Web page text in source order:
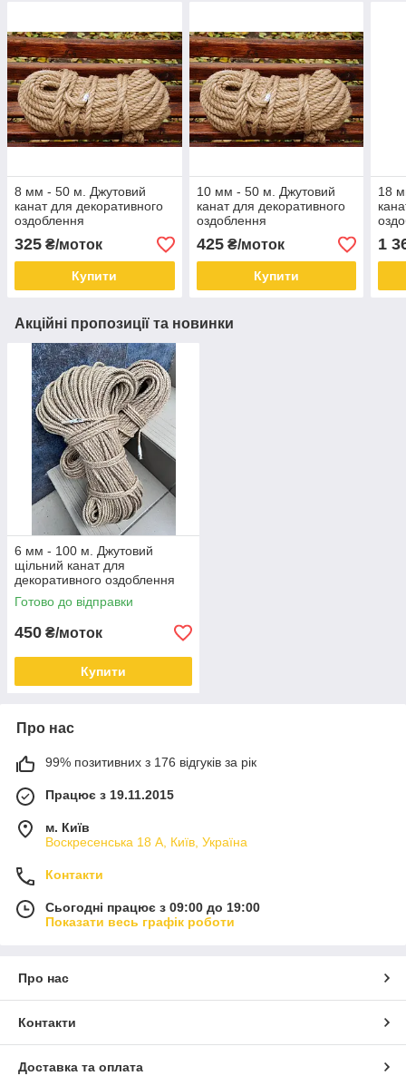
8 мм - 50 м. Джутовий
канат для декоративного
оздоблення
325 ₴/моток
Купити
10 мм - 50 м. Джутовий
канат для декоративного
оздоблення
425₴/моток
Купити
18
1
Акційні пропозиції та новинки
6 мм - 100 м. Джутовий
щільний канат для
декоративного оздоблення
Готово до відправки
450 ₴/моток
Купити
Про нас
99% позитивних з 176 відгуків за рік
Працює з 19.11.2015
м. Київ
Воскресенська 18 А, Київ, Україна
Контакти
Сьогодні працює з 09:00 до 19:00
Показати весь графік роботи
Про нас
Контакти
Доставка та оплата